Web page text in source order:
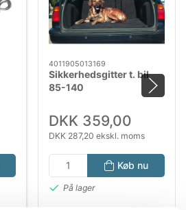
4011905013169
Sikkerhedsgitter t. bil
85-140
DKK 359,00
DKK 287,20 ekskl. moms
Køb nu
På lager